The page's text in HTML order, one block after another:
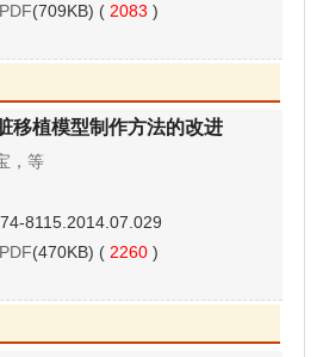
PDF(709KB) ( 2083 )
移植模型制作方法的改进
，等
8115.2014.07.029
PDF(470KB) ( 2260 )